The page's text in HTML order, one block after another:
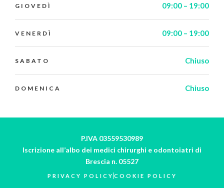
GIOVEDÌ 09:00 – 19:00
VENERDÌ 09:00 – 19:00
SABATO Chiuso
DOMENICA Chiuso
P.IVA 03559530989
Iscrizione all’albo dei medici chirurghi e odontoiatri di
Brescia n. 05527
PRIVACY POLICY COOKIE POLICY